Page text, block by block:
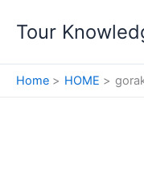
Tour
Home HOME